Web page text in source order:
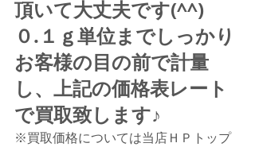
頂いて大丈夫です(^^)
０.１ｇ単位までしっかり
お客様の目の前で計量
し、上記の価格表レート
で買取致します♪
※買取価格については当店ＨＰトップ